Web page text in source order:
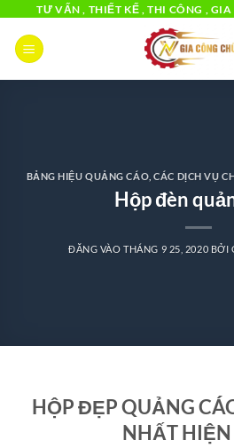
qua
nội
dung
TƯ VẤN , THIẾT KẾ , THI CÔNG ,
BẢNG HIỆU QUẢNG CÁO ,CÁC DỊCH VỤ
Hộp đèn
ĐĂNG VÀOTHÁNG 9 25, 2020 BỞI
HỘP ĐẸP QUẢNG
NHẤT